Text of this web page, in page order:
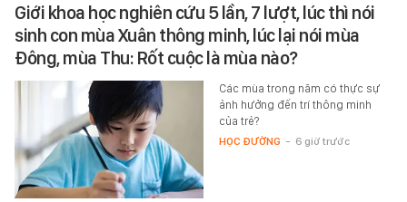
Giới khoa học nghiên cứu 5 lần, 7 lượt, lúc thì nói
sinh con mùa Xuân thông minh, lúc lại nói mùa
Đông, mùa Thu: Rốt cuộc là mùa nào?
Các mùa trong năm có thực sự
ảnh hưởng đến trí thông minh
của trẻ?
HỌC ĐƯỜNG - 6 giờ trước